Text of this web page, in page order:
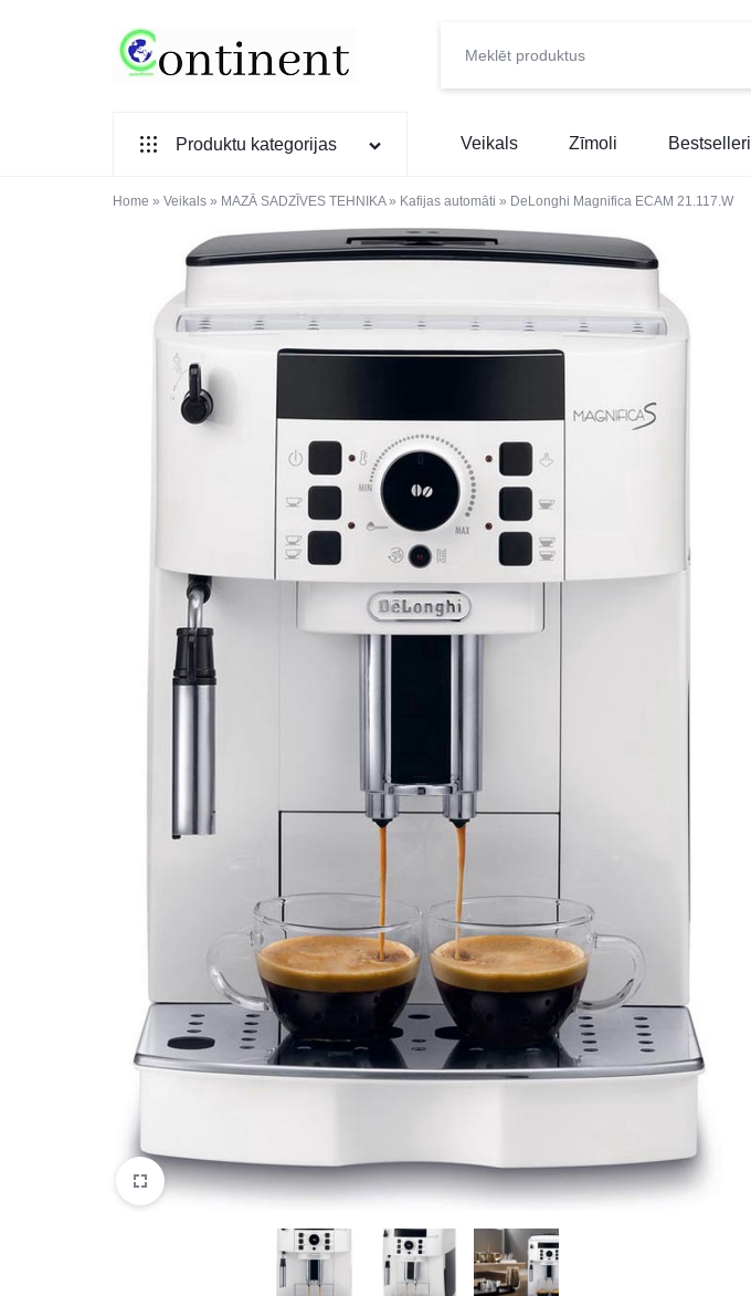
PREČU
INTERNETVEIKALS
Produktu kategorijas
SADZĪVES TEHNIKA
IEBŪVĒJAMĀ TEHNIKA
MAZĀ SADZĪVES TEHNIKA
ELEKTRONIKA, TV
TELEFONI
VIEDPULKSTEŅI
SKAISTUMAM UN VESELĪBAI
DATORTEHNIKA, PRECES
KLIMATAM
SPORTAM UN ATPŪTAI
MĀJĀM UN DĀRZAM
SILTUMNĪCAS UN TO PIEDERUMI
Veikals Zīmoli Bestselleri
Home » Veikals » MAZĀ SADZĪVES TEHNIKA» Kafijas automāti » DeLonghi Magnifica ECAM 21.117.W